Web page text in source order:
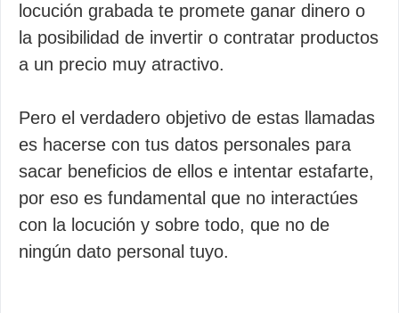
locución grabada te promete ganar dinero o
la posibilidad de invertir o contratar productos
a un precio muy atractivo.
Pero el verdadero objetivo de estas llamadas
es hacerse con tus datos personales para
sacar beneficios de ellos e intentar estafarte,
por eso es fundamental que no interactúes
con la locución y sobre todo, que no de
ningún dato personal tuyo.